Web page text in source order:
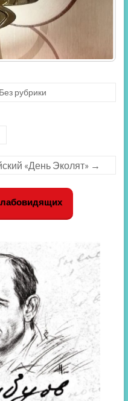
Без рубрики
«День Эколят» →